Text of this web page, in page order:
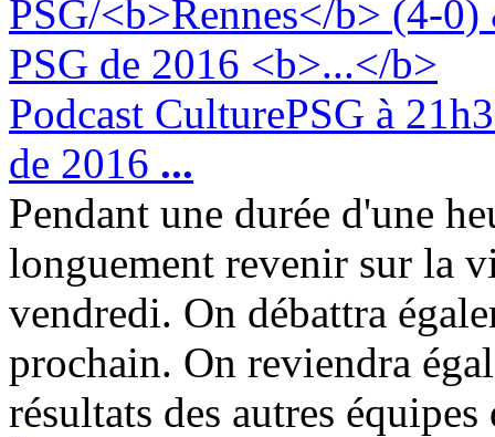
Podcast CulturePSG à
de 2016 ...
Pendant une durée d'une
longuement revenir sur la
vendredi. On débattra
prochain. On reviendra
résultats des autres équipes